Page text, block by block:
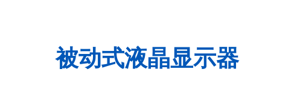
被动式液晶显示器